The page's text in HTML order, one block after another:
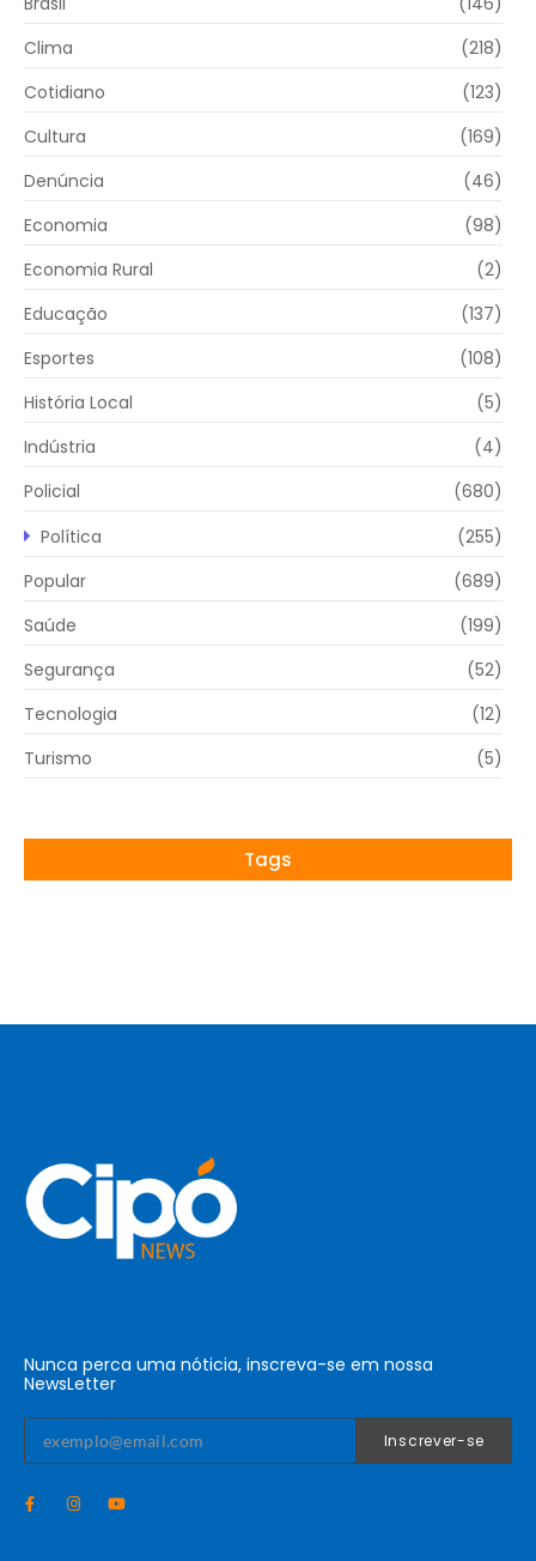
Clima
(218)
Cotidiano
(123)
Cultura
(169)
Denúncia
(46)
Economia
(98)
Economia Rural
(2)
Educação
(137)
Esportes
(108)
História Local
(5)
Indústria
(4)
Policial
(680)
Política
(255)
Popular
(689)
Saúde
(199)
Segurança
(52)
Tecnologia
(12)
Turismo
(5)
Tags
Nunca perca uma nóticia, inscreva-se em nossa
NewsLetter
Inscrever-se